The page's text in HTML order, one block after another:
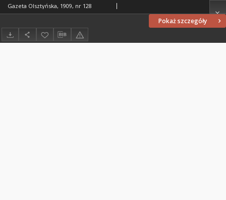
Pokaż szczegóły
Gazeta Olsztyńska, 1909, nr 128